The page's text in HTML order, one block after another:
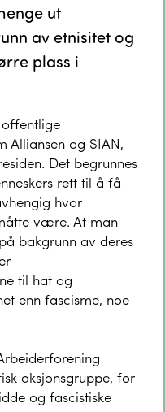
ut
av etnisitet og
plass i
Alliansen og SIAN,
Det begrunnes
rett til å få
hvor
være. At man
bakgrunn av deres
til hat og
enn fascisme, noe
aksjonsgruppe, for
og fascistiske